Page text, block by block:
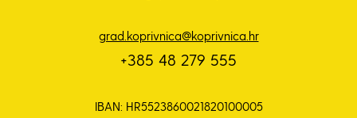
grad.koprivnica@koprivnica.hr
+385 48 279 555
IBAN: HR5523860021820100005